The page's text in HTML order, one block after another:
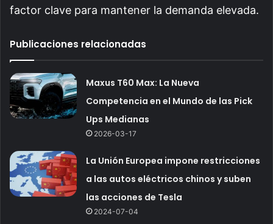
factor clave para mantener la demanda elevada.
Publicaciones relacionadas
Maxus T60 Max: La Nueva
Competencia en el Mundo de las Pick
Ups Medianas
2026-03-17
La Unión Europea impone restricciones
a las autos eléctricos chinos y suben
las acciones de Tesla
2024-07-04